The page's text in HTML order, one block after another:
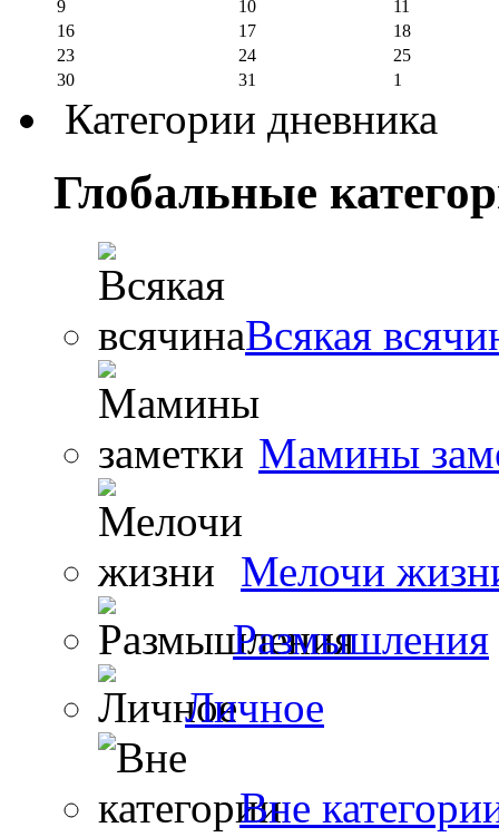
9
10
11
16
17
18
23
24
25
30
31 1
Категории дневника
Глобальные
Всякая
Мамины
Мелочи
Размышления
Личное
Вне